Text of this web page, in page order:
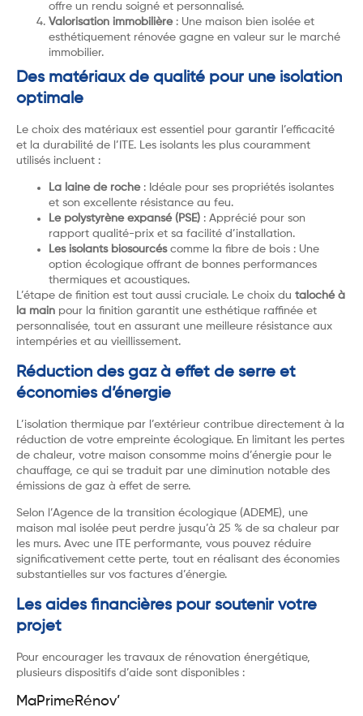
offre un rendu soigné et personnalisé.
Valorisation immobilière: Une maison bien isolée et
esthétiquement rénovée gagne en valeur sur le marché
immobilier.
Des matériaux de qualité pour une isolation
optimale
Le choix des matériaux est essentiel pour garantir l’efficacité
et la durabilité de l’ITE. Les isolants les plus couramment
utilisés incluent :
La laine de roche: Idéale pour ses propriétés isolantes
et son excellente résistance au feu.
Le polystyrène expansé (PSE) : Apprécié pour son
rapport qualité-prix et sa facilité d’installation.
Les isolants biosourcéscomme la fibre de bois : Une
option écologique offrant de bonnes performances
thermiques et acoustiques.
L’étape de finition est tout aussi cruciale. Le choix du taloché à
la main pour la finition garantit une esthétique raffinée et
personnalisée, tout en assurant une meilleure résistance aux
intempéries et au vieillissement.
Réduction des gaz à effet de serre et
économies d’énergie
L’isolation thermique par l’extérieur contribue directement à la
réduction de votre empreinte écologique. En limitant les pertes
de chaleur, votre maison consomme moins d’énergie pour le
chauffage, ce qui se traduit par une diminution notable des
émissions de gaz à effet de serre.
Selon l’Agence de la transition écologique (ADEME), une
maison mal isolée peut perdre jusqu’à 25 % de sa chaleur par
les murs. Avec une ITE performante, vous pouvez réduire
significativement cette perte, tout en réalisant des économies
substantielles sur vos factures d’énergie.
Les aides financières pour soutenir votre
projet
Pour encourager les travaux de rénovation énergétique,
plusieurs dispositifs d’aide sont disponibles :
MaPrimeRénov’